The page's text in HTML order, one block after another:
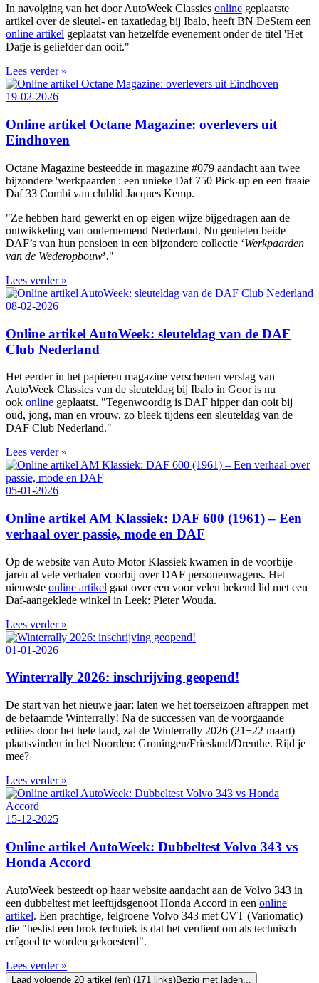
In navolging van het door AutoWeek Classics online geplaatste
artikel over de sleutel- en taxatiedag bij Ibalo, heeft BN DeStem een
online artikel geplaatst van hetzelfde evenement onder de titel 'Het
Dafje is geliefder dan ooit."
Lees verder »
19-02-2026
Online artikel Octane Magazine: overlevers uit
Eindhoven
Octane Magazine besteedde in magazine #079 aandacht aan twee
bijzondere 'werkpaarden': een unieke Daf 750 Pick-up en een fraaie
Daf 33 Combi van clublid Jacques Kemp.
"Ze hebben hard gewerkt en op eigen wijze bijgedragen aan de
ontwikkeling van ondernemend Nederland. Nu genieten beide
DAF’s van hun pensioen in een bijzondere collectie ‘Werkpaarden
van de Wederopbouw’."
Lees verder »
08-02-2026
Online artikel AutoWeek: sleuteldag van de DAF
Club Nederland
Het eerder in het papieren magazine verschenen verslag van
AutoWeek Classics van de sleuteldag bij Ibalo in Goor is nu
ook online geplaatst. "Tegenwoordig is DAF hipper dan ooit bij
oud, jong, man en vrouw, zo bleek tijdens een sleuteldag van de
DAF Club Nederland."
Lees verder »
05-01-2026
Online artikel AM Klassiek: DAF 600 (1961) – Een
verhaal over passie, mode en DAF
Op de website van Auto Motor Klassiek kwamen in de voorbije
jaren al vele verhalen voorbij over DAF personenwagens. Het
nieuwste online artikel gaat over een voor velen bekend lid met een
Daf-aangeklede winkel in Leek: Pieter Wouda.
Lees verder »
01-01-2026
Winterrally 2026: inschrijving geopend!
De start van het nieuwe jaar; laten we het toerseizoen aftrappen met
de befaamde Winterrally! Na de successen van de voorgaande
edities door het hele land, zal de Winterrally 2026 (21+22 maart)
plaatsvinden in het Noorden: Groningen/Friesland/Drenthe. Rijd je
mee?
Lees verder »
15-12-2025
Online artikel AutoWeek: Dubbeltest Volvo 343 vs
Honda Accord
AutoWeek besteedt op haar website aandacht aan de Volvo 343 in
een dubbeltest met leeftijdsgenoot Honda Accord in een online
artikel. Een prachtige, felgroene Volvo 343 met CVT (Variomatic)
die "beslist een brok techniek is dat het verdient om als technisch
erfgoed te worden gekoesterd".
Lees verder »
Laad volgende 20 artikel (en) (171 links)Bezig met laden...